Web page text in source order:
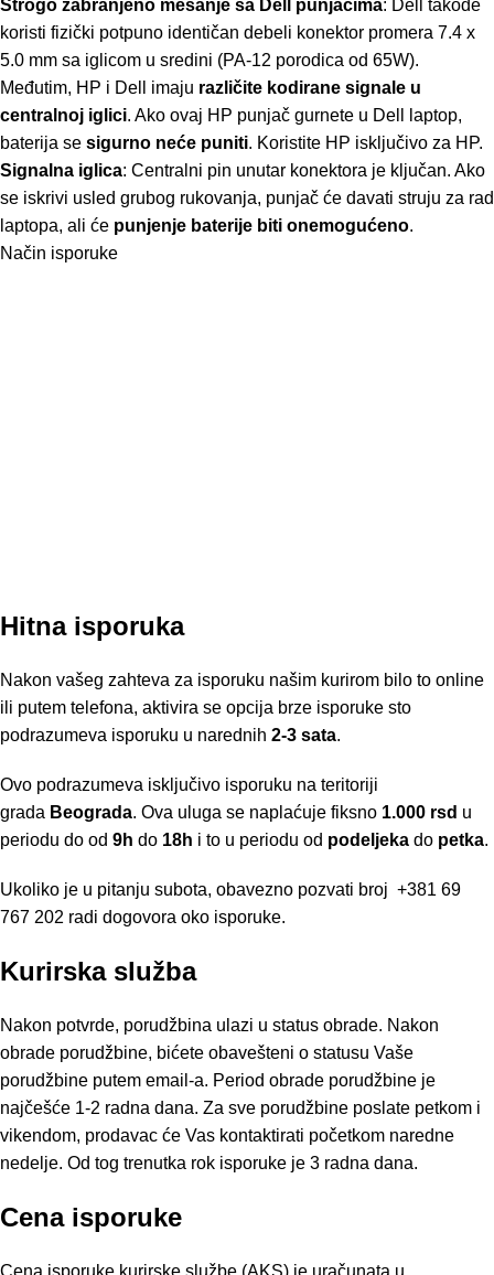
Strogo zabranjeno mešanje sa Dell punjačima: Dell takođe
koristi fizički potpuno identičan debeli konektor promera 7.4 x
5.0 mm sa iglicom u sredini (PA-12 porodica od 65W).
Međutim, HP i Dell imaju različite kodirane signale u
centralnoj iglici. Ako ovaj HP punjač gurnete u Dell laptop,
baterija se sigurno neće puniti. Koristite HP isključivo za HP.
Signalna iglica: Centralni pin unutar konektora je ključan. Ako
se iskrivi usled grubog rukovanja, punjač će davati struju za rad
laptopa, ali će punjenje baterije biti onemogućeno.
Način isporuke
Hitna isporuka
Nakon vašeg zahteva za isporuku našim kurirom bilo to online
ili putem telefona, aktivira se opcija brze isporuke sto
podrazumeva isporuku u narednih 2-3 sata.
Ovo podrazumeva isključivo isporuku na teritoriji
grada Beograda. Ova uluga se naplaćuje fiksno 1.000 rsd u
periodu do od 9h do 18h i to u periodu od podeljeka do petka.
Ukoliko je u pitanju subota, obavezno pozvati broj +381 69
767 202 radi dogovora oko isporuke.
Kurirska služba
Nakon potvrde, porudžbina ulazi u status obrade. Nakon
obrade porudžbine, bićete obavešteni o statusu Vaše
porudžbine putem email-a. Period obrade porudžbine je
najčešće 1-2 radna dana. Za sve porudžbine poslate petkom i
vikendom, prodavac će Vas kontaktirati početkom naredne
nedelje. Od tog trenutka rok isporuke je 3 radna dana.
Cena isporuke